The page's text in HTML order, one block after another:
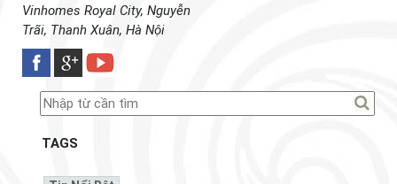
Vinhomes Royal City, Nguyễn
Trãi, Thanh Xuân, Hà Nội
TAGS